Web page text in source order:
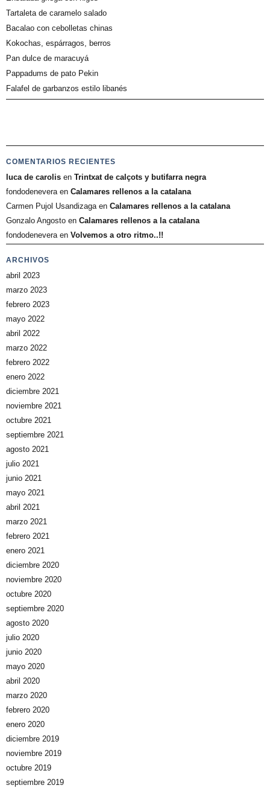
Tartaleta de caramelo salado
Bacalao con cebolletas chinas
Kokochas, espárragos, berros
Pan dulce de maracuyá
Pappadums de pato Pekin
Falafel de garbanzos estilo libanés
COMENTARIOS RECIENTES
luca de carolis en Trintxat de calçots y butifarra negra
fondodeneveraen Calamares rellenos a la catalana
Carmen Pujol Usandizagaen Calamares rellenos a la catalana
Gonzalo Angosto en Calamares rellenos a la catalana
fondodeneveraen Volvemos a otro ritmo..!!
ARCHIVOS
abril 2023
marzo 2023
febrero 2023
mayo 2022
abril 2022
marzo 2022
febrero 2022
enero 2022
diciembre 2021
noviembre 2021
octubre 2021
septiembre 2021
agosto 2021
julio 2021
junio 2021
mayo 2021
abril 2021
marzo 2021
febrero 2021
enero 2021
diciembre 2020
noviembre 2020
octubre 2020
septiembre 2020
agosto 2020
julio 2020
junio 2020
mayo 2020
abril 2020
marzo 2020
febrero 2020
enero 2020
diciembre 2019
noviembre 2019
octubre 2019
septiembre 2019